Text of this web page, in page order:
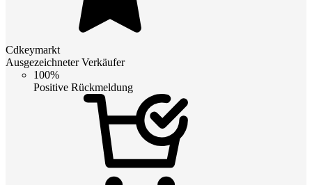
Cdkeymarkt
Ausgezeichneter Verkäufer
100%
Positive Rückmeldung